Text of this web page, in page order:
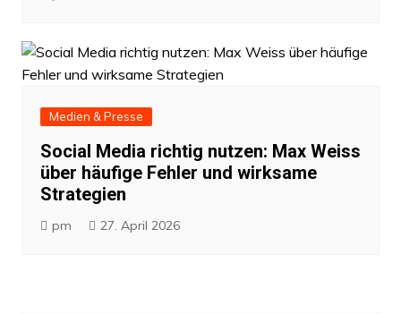
Medien & Presse
Social Media richtig nutzen: Max Weiss
über häufige Fehler und wirksame
Strategien
pm 27. April 2026